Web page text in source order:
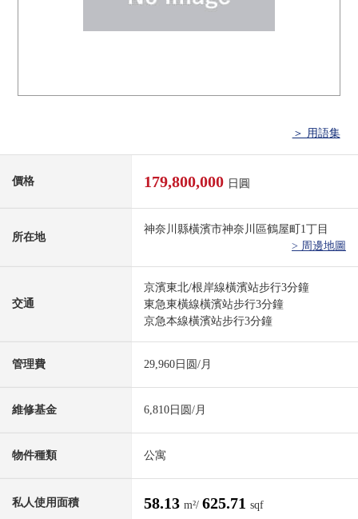
＞ 用語集
價格 179,800,000 日圓
所在地
神奈川縣橫濱市神奈川區鶴屋町1丁目
> 周邊地圖
交通
京濱東北/根岸線橫濱站步行3分鐘
東急東橫線橫濱站步行3分鐘
京急本線橫濱站步行3分鐘
管理費 29,960日圆/月
維修基金 6,810日圆/月
物件種類 公寓
私人使用面積 58.13 m²/ 625.71 sqf